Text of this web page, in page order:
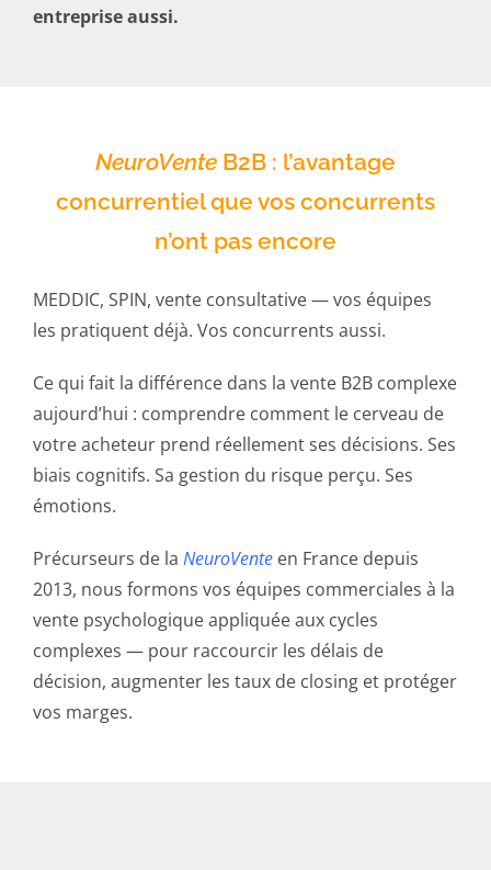
entreprise aussi.
NeuroVente B2B : l’avantage
concurrentiel que vos concurrents
n’ont pas encore
MEDDIC, SPIN, vente consultative — vos équipes
les pratiquent déjà. Vos concurrents aussi.
Ce qui fait la différence dans la vente B2B complexe
aujourd’hui : comprendre comment le cerveau de
votre acheteur prend réellement ses décisions. Ses
biais cognitifs. Sa gestion du risque perçu. Ses
émotions.
Précurseurs de la NeuroVenteen France depuis
2013, nous formons vos équipes commerciales à la
vente psychologique appliquée aux cycles
complexes — pour raccourcir les délais de
décision, augmenter les taux de closing et protéger
vos marges.